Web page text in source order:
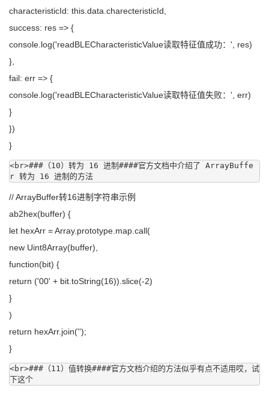
characteristicId: this.data.charecteristicId,
success: res => {
console.log('readBLECharacteristicValue读取特征值成功：', res)
},
fail: err => {
console.log('readBLECharacteristicValue读取特征值失败：', err)
}
})
}
<br>###（10）转为 16 进制####官方文档中介绍了 ArrayBuffe
r 转为 16 进制的方法
// ArrayBuffer转16进制字符串示例
ab2hex(buffer) {
let hexArr = Array.prototype.map.call(
new Uint8Array(buffer),
function(bit) {
return ('00' + bit.toString(16)).slice(-2)
}
)
return hexArr.join('');
}
<br>###（11）值转换####官方文档介绍的方法似乎有点不适用哎，试
下这个